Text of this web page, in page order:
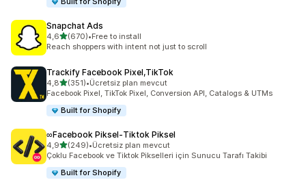
Snapchat Ads
4,65 yıldız üzerinden
(670)
toplam 670 değerlendirme
•Free to install
Reach shoppers with intent not just to scroll
Trackify Facebook Pixel,TikTok
4,85 yıldız üzerinden
(351)
toplam 351 değerlendirme
•Ücretsiz plan mevcut
Facebook Pixel, TikTok Pixel, Conversion API, Catalogs & UTMs
Built for Shopify
∞Facebook Piksel‑Tiktok Piksel
4,95 yıldız üzerinden
(249)
toplam 249 değerlendirme
•Ücretsiz plan mevcut
Çoklu Facebook ve Tiktok Pikselleri için Sunucu Tarafı Takibi
Built for Shopify